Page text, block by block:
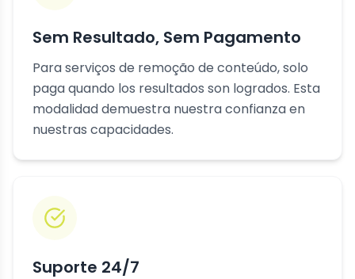
Sem Resultado, Sem Pagamento
Para serviços de remoção de conteúdo, solo
paga quando los resultados son logrados. Esta
modalidad demuestra nuestra confianza en
nuestras capacidades.
Suporte 24/7